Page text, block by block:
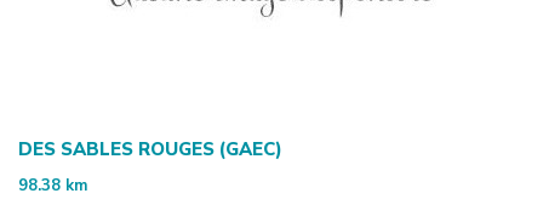
DES SABLES ROUGES (GAEC)
98.38 km